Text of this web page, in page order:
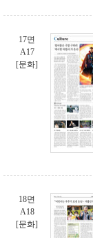
17면
A17
[문화]
18면
A18
[문화]